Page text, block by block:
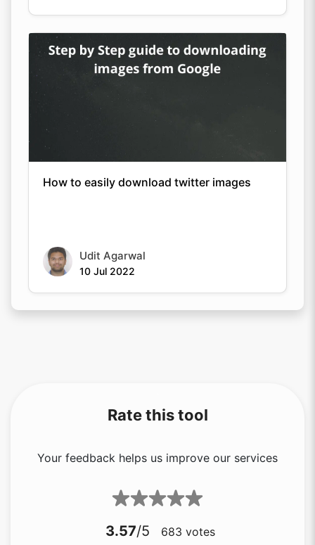
How to easily download twitter images
Udit Agarwal
10 Jul 2022
Rate this tool
Your feedback helps us improve our services
3.57/5 683 votes